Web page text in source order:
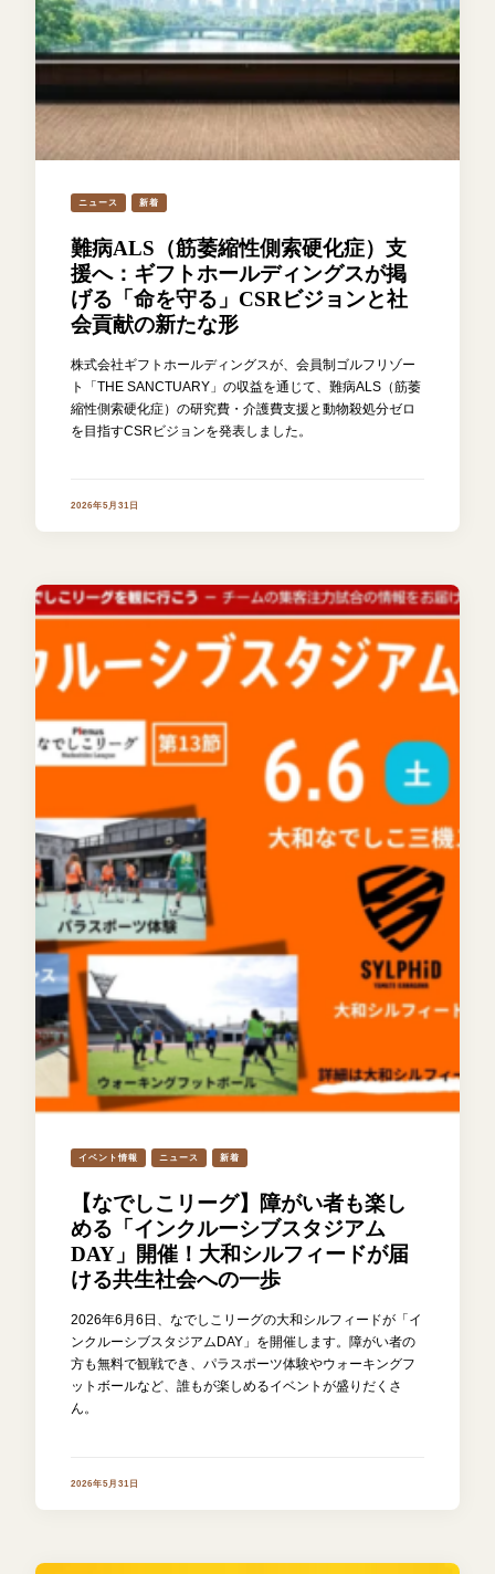
ニュース 新着
難病ALS（筋萎縮性側索硬化症）支
援へ：ギフトホールディングスが掲
げる「命を守る」CSRビジョンと社
会貢献の新たな形
株式会社ギフトホールディングスが、会員制ゴルフリゾー
ト「THE SANCTUARY」の収益を通じて、難病ALS（筋萎
縮性側索硬化症）の研究費・介護費支援と動物殺処分ゼロ
を目指すCSRビジョンを発表しました。
2026年5月31日
イベント情報 ニュース 新着
【なでしこリーグ】障がい者も楽し
める「インクルーシブスタジアム
DAY」開催！大和シルフィードが届
ける共生社会への一歩
2026年6月6日、なでしこリーグの大和シルフィードが「イ
ンクルーシブスタジアムDAY」を開催します。障がい者の
方も無料で観戦でき、パラスポーツ体験やウォーキングフ
ットボールなど、誰もが楽しめるイベントが盛りだくさ
ん。
2026年5月31日